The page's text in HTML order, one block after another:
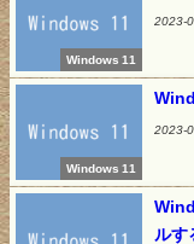
Windows 11
2023-
Windows 11
2023-
ルす